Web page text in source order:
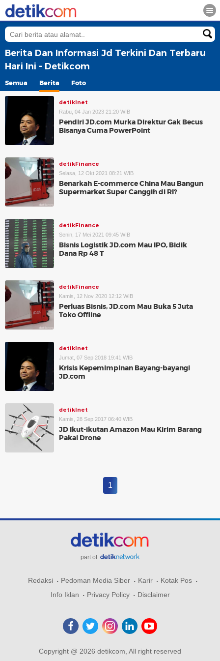
Berita Dan Informasi Jd Terkini Dan Terbaru
Hari Ini - Detikcom
Semua Berita Foto
detikInet
Rabu, 04 Jan 2023 21:20 WIB
Pendiri JD.com Murka Direktur Gak Becus
Bisanya Cuma PowerPoint
detikFinance
Selasa, 12 Okt 2021 08:21 WIB
Benarkah E-commerce China Mau Bangun
Supermarket Super Canggih di RI?
detikFinance
Senin, 17 Mei 2021 09:45 WIB
Bisnis Logistik JD.com Mau IPO, Bidik
Dana Rp 48 T
detikFinance
Kamis, 12 Nov 2020 12:12 WIB
Perluas Bisnis, JD.com Mau Buka 5 Juta
Toko Offline
detikInet
Jumat, 07 Sep 2018 19:41 WIB
Krisis Kepemimpinan Bayang-bayangi
JD.com
detikInet
Kamis, 28 Sep 2017 06:40 WIB
JD Ikut-ikutan Amazon Mau Kirim Barang
Pakai Drone
1
part of
Redaksi Pedoman Media Siber Karir
Kotak Pos
Info Iklan
Privacy Policy Disclaimer
Copyright @ 2026 detikcom, All right reserved